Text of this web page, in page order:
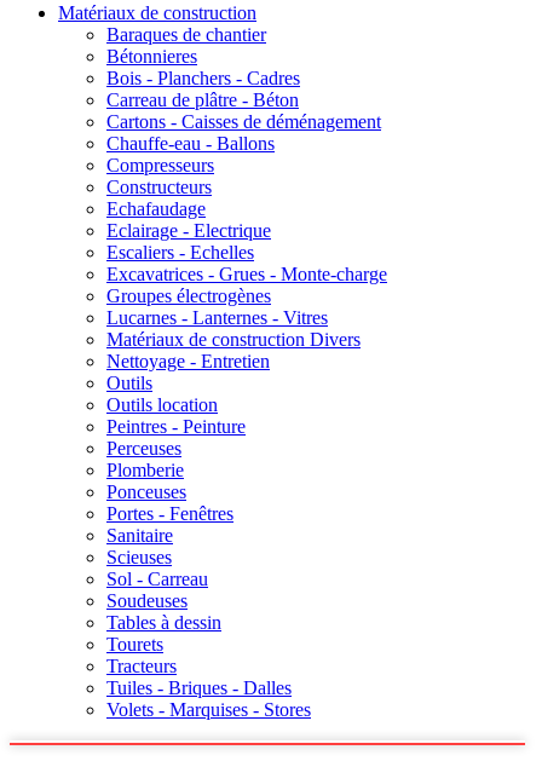
Matériaux de construction
Baraques de chantier
Bétonnieres
Bois - Planchers - Cadres
Carreau de plâtre - Béton
Cartons - Caisses de déménagement
Chauffe-eau - Ballons
Compresseurs
Constructeurs
Echafaudage
Eclairage - Electrique
Escaliers - Echelles
Excavatrices - Grues - Monte-charge
Groupes électrogènes
Lucarnes - Lanternes - Vitres
Matériaux de construction Divers
Nettoyage - Entretien
Outils
Outils location
Peintres - Peinture
Perceuses
Plomberie
Ponceuses
Portes - Fenêtres
Sanitaire
Scieuses
Sol - Carreau
Soudeuses
Tables à dessin
Tourets
Tracteurs
Tuiles - Briques - Dalles
Volets - Marquises - Stores